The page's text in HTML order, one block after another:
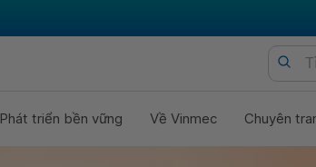
Phát triển bền vững Về Vinmec Chuyên